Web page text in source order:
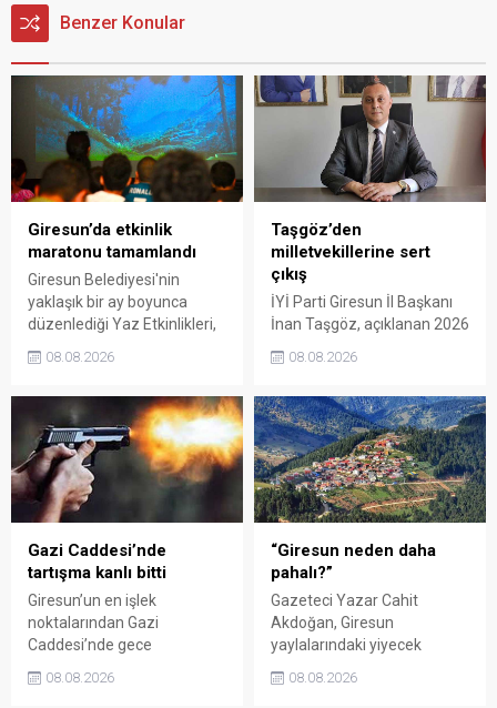
Benzer Konular
Giresun’da etkinlik
maratonu tamamlandı
Giresun Belediyesi'nin
yaklaşık bir ay boyunca
düzenlediği Yaz Etkinlikleri,
sanat ve eğlenceyle
organizasyonun ardından
Kadın El Emeği Pazarı'nın
süresi de 16 Ağustos'a
kadar uzatıldı.
08.08.2026
Taşgöz’den
milletvekillerine sert
çıkış
İYİ Parti Giresun İl Başkanı
İnan Taşgöz, açıklanan 2026
üzerinden iktidar
eleştirdi. Taşgöz, üreticinin
emeğinin karşılığını
alamadığını savunarak,
Giresun milletvekillerini
sessiz kalmakla suçladı.
08.08.2026
Gazi Caddesi’nde
tartışma kanlı bitti
Giresun’un en işlek
noktalarından Gazi
Caddesi’nde gece
kavgada A.E. ayağından
08.08.2026
“Giresun neden daha
pahalı?”
Gazeteci Yazar Cahit
Akdoğan, Giresun
yaylalarındaki yiyecek
belirgin biçimde yüksek
08.08.2026